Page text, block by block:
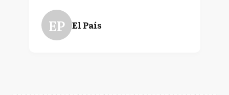
EP El País